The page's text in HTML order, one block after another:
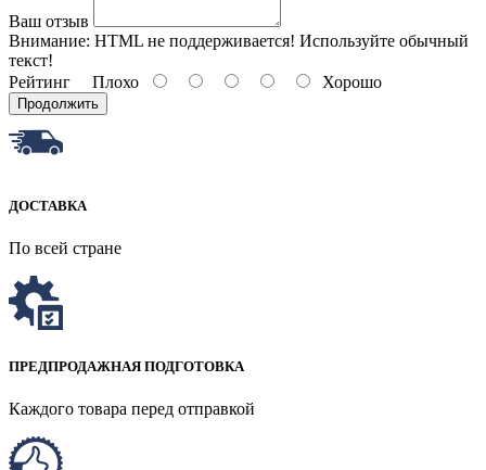
Ваш отзыв
Внимание: HTML не поддерживается! Используйте обычный
текст!
Рейтинг Плохо Хорошо
Продолжить
ДОСТАВКА
По всей стране
ПРЕДПРОДАЖНАЯ ПОДГОТОВКА
Каждого товара перед отправкой